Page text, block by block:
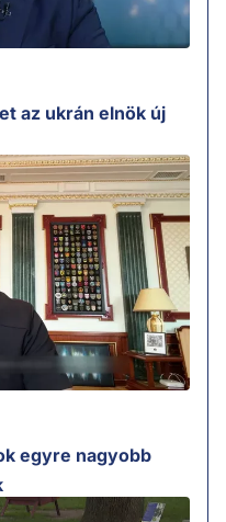
az ukrán elnök új
egyre nagyobb